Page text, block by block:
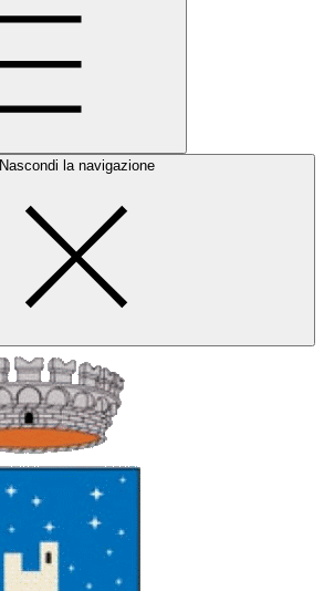
Nascondi la navigazione